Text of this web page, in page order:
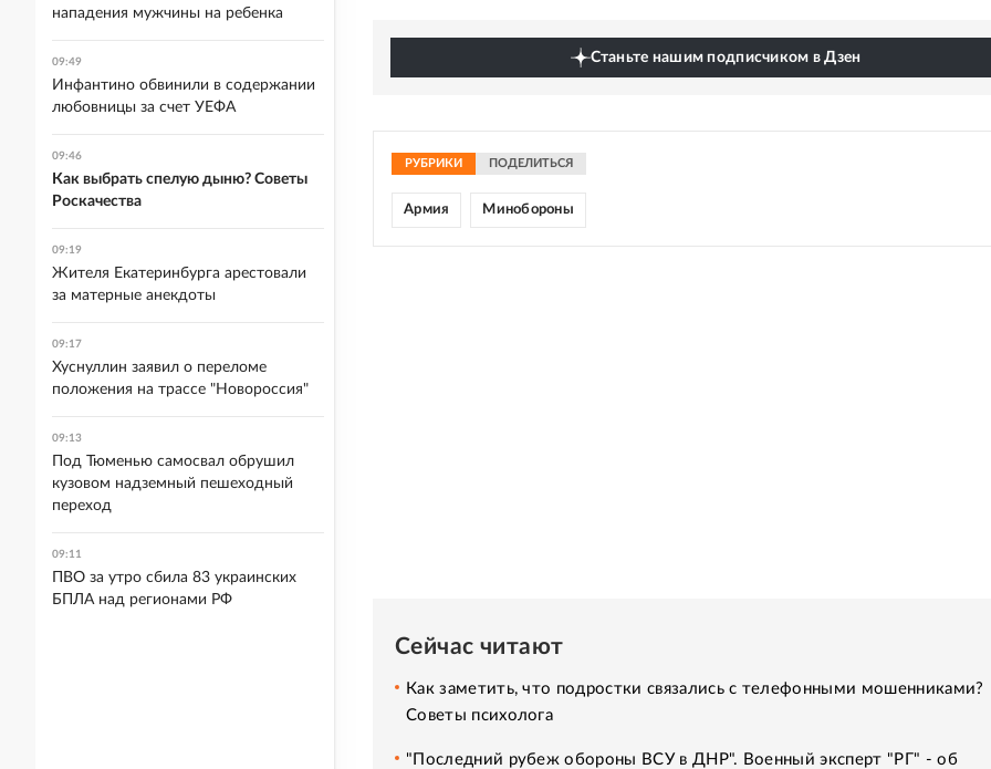
Станьте нашим подписчиком в Дзен
РУБРИКИ ПОДЕЛИТЬСЯ
Армия Минобороны
Сейчас читают
Как заметить, что подростки связались с телефонными мошенниками?
Советы психолога
"Последний рубеж обороны ВСУ в ДНР". Военный эксперт "РГ" - об
нападения мужчины на ребенка
09:49
Инфантино обвинили в содержании
любовницы за счет УЕФА
09:46
Как выбрать спелую дыню? Советы
Роскачества
09:19
Жителя Екатеринбурга арестовали
за матерные анекдоты
09:17
Хуснуллин заявил о переломе
положения на трассе "Новороссия"
09:13
Под Тюменью самосвал обрушил
кузовом надземный пешеходный
переход
09:11
ПВО за утро сбила 83 украинских
БПЛА над регионами РФ